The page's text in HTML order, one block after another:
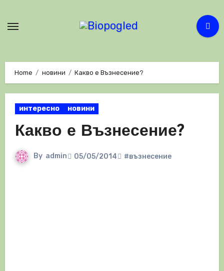
Home новини Какво е Възнесение?
интересно новини
Какво е Възнесение?
By admin 05/05/2014 #възнесение